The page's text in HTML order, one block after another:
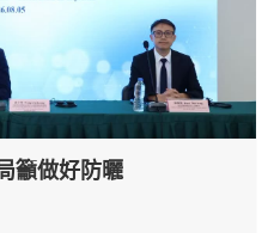
籲做好防曬